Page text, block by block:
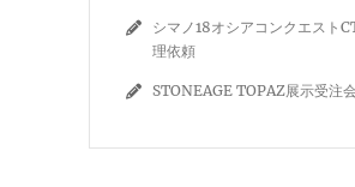
シマノ18オシアコンクエスト
理依頼
STONEAGE TOPAZ展示受注